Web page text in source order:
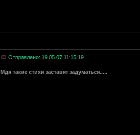
Отправлено: 19.05.07 11:15:19
Мдя такие стихи заставят задуматься.....